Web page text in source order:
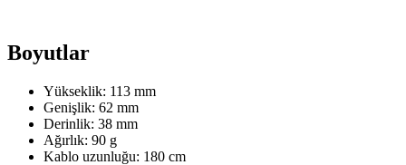
Boyutlar
Yükseklik: 113 mm
Genişlik: 62 mm
Derinlik: 38 mm
Ağırlık: 90 g
Kablo uzunluğu: 180 cm